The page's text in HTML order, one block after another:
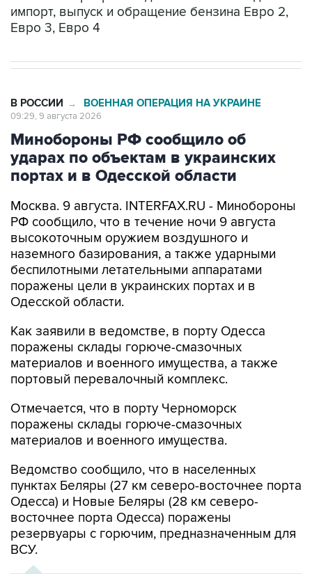
импорт, выпуск и обращение бензина Евро 2,
Евро 3, Евро 4
В РОССИИ → ВОЕННАЯ ОПЕРАЦИЯ НА УКРАИНЕ
09:29, 9 августа 2026
Минобороны РФ сообщило об
ударах по объектам в украинских
портах и в Одесской области
Москва. 9 августа. INTERFAX.RU - Минобороны
РФ сообщило, что в течение ночи 9 августа
высокоточным оружием воздушного и
наземного базирования, а также ударными
беспилотными летательными аппаратами
поражены цели в украинских портах и в
Одесской области.
Как заявили в ведомстве, в порту Одесса
поражены склады горюче-смазочных
материалов и военного имущества, а также
портовый перевалочный комплекс.
Отмечается, что в порту Черноморск
поражены склады горюче-смазочных
материалов и военного имущества.
Ведомство сообщило, что в населенных
пунктах Беляры (27 км северо-восточнее порта
Одесса) и Новые Беляры (28 км северо-
восточнее порта Одесса) поражены
резервуары с горючим, предназначенным для
ВСУ.